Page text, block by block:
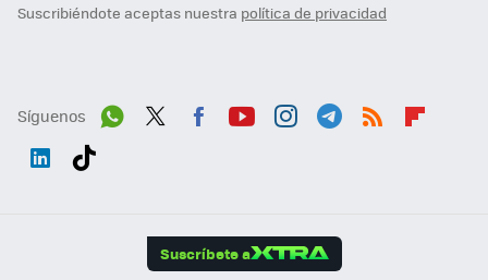
Suscribiéndote aceptas nuestra política de privacidad
Síguenos
Suscríbete a